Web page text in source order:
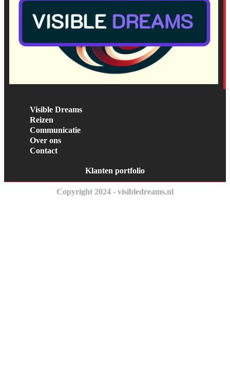
Visible Dreams
Reizen
Communicatie
Over ons
Contact
Klanten portfolio
Copyright 2024 - visibledreams.nl